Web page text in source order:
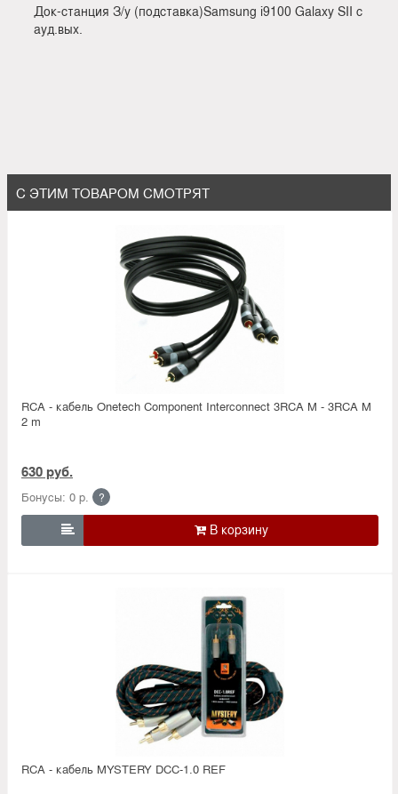
Док-станция З/у (подставка)Samsung i9100 Galaxy SII с
ауд.вых.
С ЭТИМ ТОВАРОМ СМОТРЯТ
RCA - кабель Onetech Component Interconnect 3RCA M - 3RCA M
2 m
630 руб.
Бонусы: 0 р. ?

RCA - кабель MYSTERY DCC-1.0 REF